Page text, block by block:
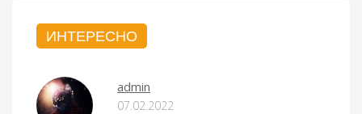
ИНТЕРЕСНО
admin
07.02.2022